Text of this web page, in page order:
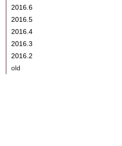
2016.6
2016.5
2016.4
2016.3
2016.2
old